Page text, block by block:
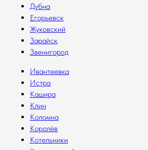
Дубна
Егорьевск
Жуковский
Зарайск
Звенигород
Ивантеевка
Истра
Кашира
Клин
Коломна
Королёв
Котельники